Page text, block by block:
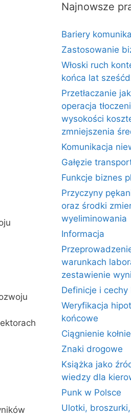
Najnowsze
Bariery
Zastosowanie
Włoski ruch
końca lat
Przetłaczanie
operacja
wysokości
zmniejszenia
Komunikacja
Gałęzie
Funkcje biznes
Przyczyny
oraz środki
wyeliminowania
Informacja
warunkach
zestawienie
Definicje i
Weryfikacja
końcowe
Ciągnienie
Znaki drogowe
Książka jako
wiedzy dla
Punk w Polsce
Ulotki,